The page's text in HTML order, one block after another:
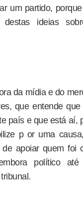
um partido,
destas ideias
da mídia e do
que entende
país e que está aí,
p or uma
apoiar quem foi
político